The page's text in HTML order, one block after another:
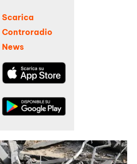
Scarica
Controradio
News